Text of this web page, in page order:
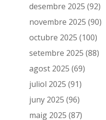
desembre 2025 (92)
novembre 2025 (90)
octubre 2025 (100)
setembre 2025 (88)
agost 2025 (69)
juliol 2025 (91)
juny 2025 (96)
maig 2025 (87)